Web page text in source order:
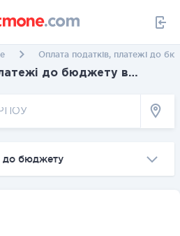
Оплата податків, платежі до
до бюджету в
до бюджету